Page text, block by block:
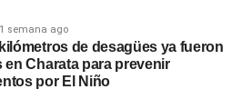
1 semana ago
de desagües ya fueron
en Charata para prevenir
por El Niño